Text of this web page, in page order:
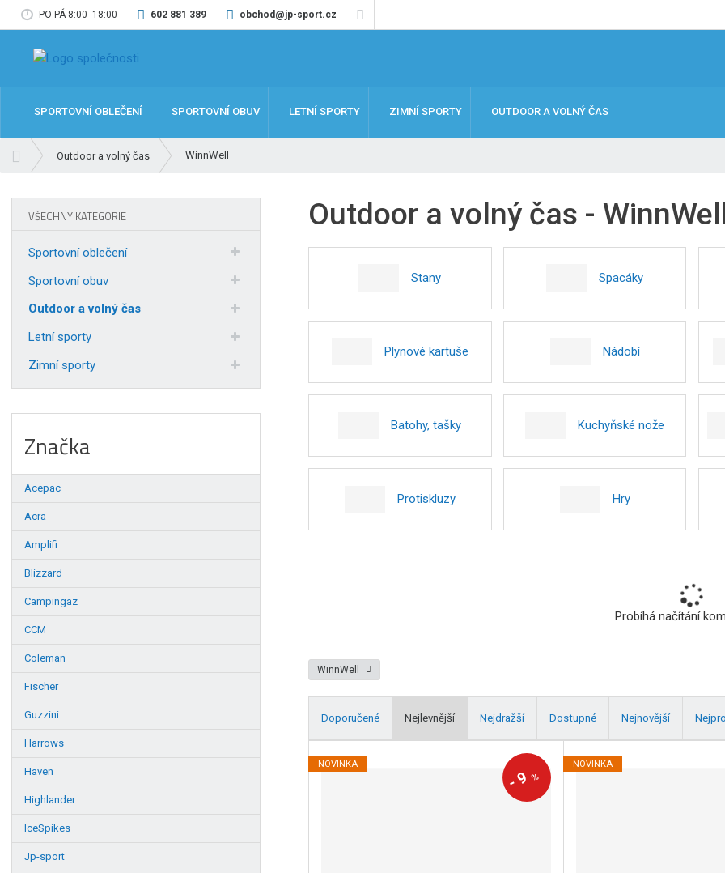
PO-PÁ 8:00 -18:00 602 881 389 obchod@jp-sport.cz
SPORTOVNÍ OBLEČENÍ SPORTOVNÍ OBUV LETNÍ SPORTY ZIMNÍ SPORTY OUTDOOR A VOLNÝ ČAS
Outdoor a volný čas WinnWell
Outdoor a volný čas -
Stany Spacáky
Plynové kartuše Nádobí
Batohy, tašky Kuchyňské nože
Protiskluzy Hry
Probíhá načítání
WinnWell
Doporučené Nejlevnější Nejdražší Dostupné Nejnovější
-
9%
NOVINKA NOVINKA
VŠECHNY KATEGORIE
Sportovní oblečení
Sportovní obuv
Outdoor a volný čas
Letní sporty
Zimní sporty
Značka
Acepac
Acra
Amplifi
Blizzard
Campingaz
CCM
Coleman
Fischer
Guzzini
Harrows
Haven
Highlander
IceSpikes
Jp-sport